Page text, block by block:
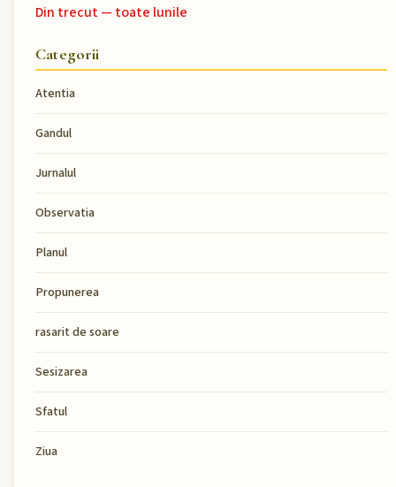
Din trecut — toate lunile
Categorii
Atentia
Gandul
Jurnalul
Observatia
Planul
Propunerea
rasarit de soare
Sesizarea
Sfatul
Ziua